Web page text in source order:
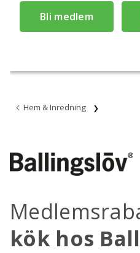
Bli medlem
Hem & Inredning
kök hos